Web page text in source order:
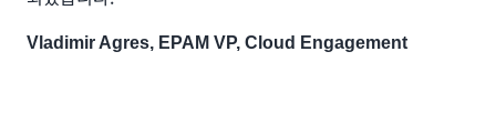
Vladimir Agres, EPAM VP, Cloud Engagement